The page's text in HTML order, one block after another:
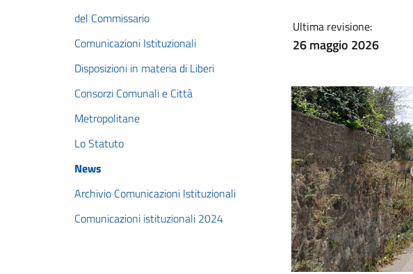
del Commissario
Comunicazioni Istituzionali
Disposizioni in materia di Liberi
Consorzi Comunali e Città
Metropolitane
Lo Statuto
News
Archivio Comunicazioni Istituzionali
Comunicazioni istituzionali 2024
Ultima revisione:
26 maggio 2026